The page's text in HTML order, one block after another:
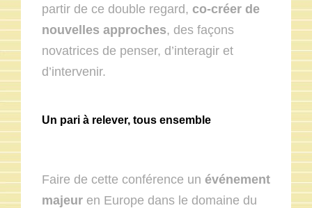
partir de ce double regard, co-créer de
nouvelles approches, des façons
novatrices de penser, d’interagir et
d’intervenir.
Un pari à relever, tous ensemble
Faire de cette conférence un événement
majeur en Europe dans le domaine du